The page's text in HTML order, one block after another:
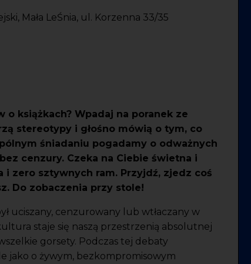
Mała LeŚnia, ul. Korzenna 33/35
książkach? Wpadaj na poranek ze
stereotypy i głośno mówią o tym, co
śniadaniu pogadamy o odważnych
cenzury. Czeka na Ciebie świetna i
zero sztywnych ram. Przyjdź, zjedz coś
Do zobaczenia przy stole!
uciszany, cenzurowany lub wtłaczany w
staje się naszą przestrzenią absolutnej
gorsety. Podczas tej debaty
jako o żywym, bezkompromisowym